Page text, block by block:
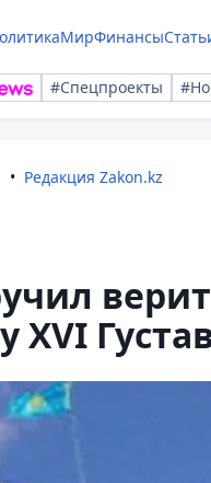
МирФинансы
#Спецпроекты
Редакция Zakon.kz